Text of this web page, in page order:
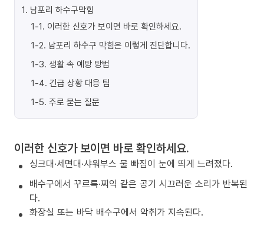
1. 남포리 하수구막힘
1-1. 이러한 신호가 보이면 바로 확인하세요.
1-2. 남포리 하수구 막힘은 이렇게 진단합니다.
1-3. 생활 속 예방 방법
1-4. 긴급 상황 대응 팁
1-5. 주로 묻는 질문
이러한 신호가 보이면 바로 확인하세요.
싱크대·세면대·샤워부스 물 빠짐이 눈에 띄게 느려졌다.
배수구에서 꾸르륵·찌익 같은 공기 시끄러운 소리가 반복된
다.
화장실 또는 바닥 배수구에서 악취가 지속된다.